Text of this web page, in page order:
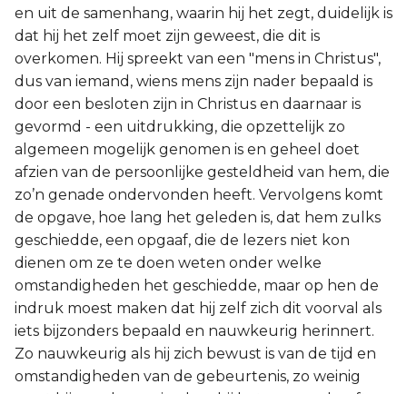
en uit de samenhang, waarin hij het zegt, duidelijk is
dat hij het zelf moet zijn geweest, die dit is
overkomen. Hij spreekt van een "mens in Christus",
dus van iemand, wiens mens zijn nader bepaald is
door een besloten zijn in Christus en daarnaar is
gevormd - een uitdrukking, die opzettelijk zo
algemeen mogelijk genomen is en geheel doet
afzien van de persoonlijke gesteldheid van hem, die
zo’n genade ondervonden heeft. Vervolgens komt
de opgave, hoe lang het geleden is, dat hem zulks
geschiedde, een opgaaf, die de lezers niet kon
dienen om ze te doen weten onder welke
omstandigheden het geschiedde, maar op hen de
indruk moest maken dat hij zelf zich dit voorval als
iets bijzonders bepaald en nauwkeurig herinnert.
Zo nauwkeurig als hij zich bewust is van de tijd en
omstandigheden van de gebeurtenis, zo weinig